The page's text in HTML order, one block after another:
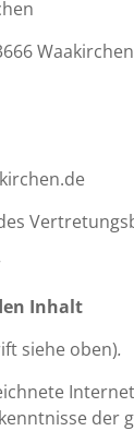
Waakirchen
Inhalt
siehe oben).
der